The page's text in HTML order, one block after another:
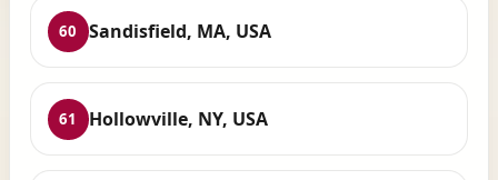
60 Sandisfield, MA, USA
61 Hollowville, NY, USA